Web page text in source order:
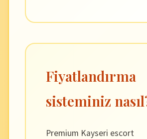
Fiyatlandırma
sisteminiz
Premium Kayseri escort